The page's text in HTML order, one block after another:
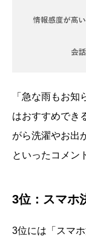
「急な雨もお
はおすすめでき
がら洗濯やお出
といったコメン
3位：スマホ
3位には「スマ